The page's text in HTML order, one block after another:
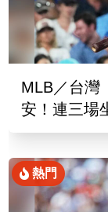
MLB／台灣
安！連三場
熱門